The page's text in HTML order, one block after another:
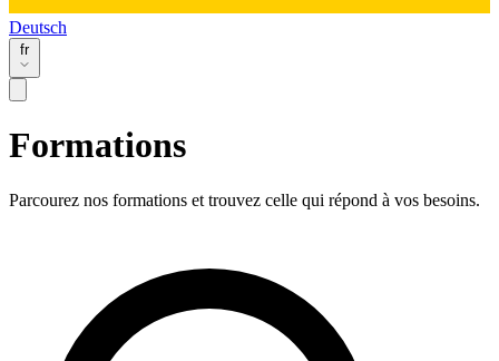
Deutsch
fr
Formations
Parcourez nos formations et trouvez celle qui répond à vos besoins.